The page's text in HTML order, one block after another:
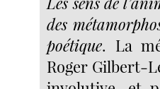
des
poétique. La
Roger Gilbert-